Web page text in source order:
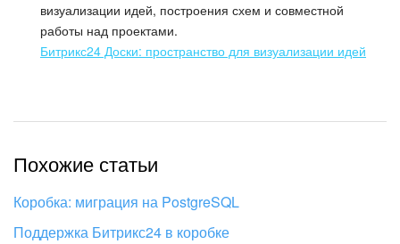
визуализации идей, построения схем и совместной
работы над проектами.
Битрикс24 Доски: пространство для визуализации идей
Похожие статьи
Коробка: миграция на PostgreSQL
Поддержка Битрикс24 в коробке